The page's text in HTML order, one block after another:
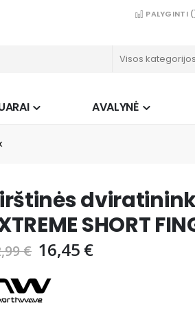
PALYGINTI (
AVALYNĖ
SHORT
€ 16,45 €